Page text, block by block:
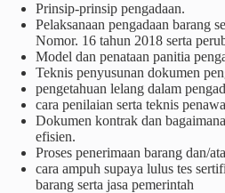
Prinsip-prinsip pengadaan.
Pelaksanaan pengadaan barang
Nomor. 16 tahun 2018 serta
Model dan penataan panitia
Teknis penyusunan dokumen
pengetahuan lelang dalam
cara penilaian serta teknis
Dokumen kontrak dan
efisien.
Proses penerimaan barang dan/
cara ampuh supaya lulus tes
barang serta jasa pemerintah